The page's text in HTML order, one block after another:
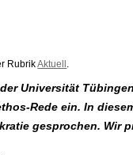
RubrikAktuell
Universität
Rede ein. In
gesprochen. Wir